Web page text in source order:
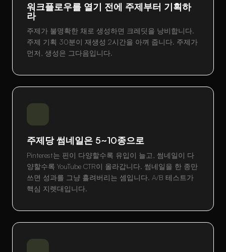
워크플로우를 열기 전에 주제부터 기획하
라
주제가 불명확한 채로 생성하면 크레딧을 낭비합니다.
주제 기획 30분이 재생성 2시간을 아껴 줍니다. 주제가
먼저, 생성은 그다음입니다.
주제당 썸네일은 5~10종으로
Pinterest는 핀이 다양할수록 유입이 늘고, 썸네일이 다
양할수록 YouTube CTR이 올라갑니다. 썸네일을 한 종만
쓰면 성과를 그냥 흘려버리는 셈입니다. A/B 테스트가
핵심 지렛대입니다.